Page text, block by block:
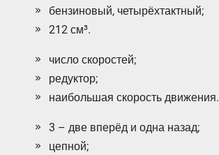
бензиновый, четырёхтактный;
212 см³.
число скоростей;
редуктор;
наибольшая скорость движения.
3 – две вперёд и одна назад;
цепной;